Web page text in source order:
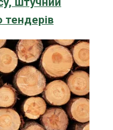
тендерів